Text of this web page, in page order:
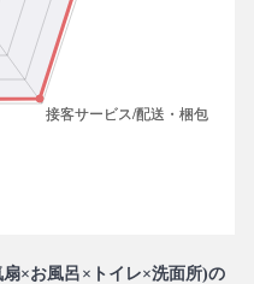
×お風呂×トイレ×洗面所)の